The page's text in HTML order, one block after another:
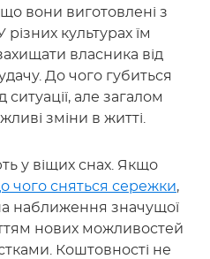
вони виготовлені з
культурах їм
власника від
До чого губиться
але загалом
зміни в житті.
у віщих снах. Якщо
чого сняться сережки,
наближення значущої
нових можливостей
Коштовності не